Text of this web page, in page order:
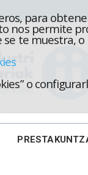
para
nos permite
te muestra,
o